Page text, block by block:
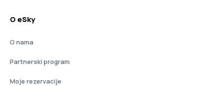
O eSky
O nama
Partnerski program
Moje rezervacije